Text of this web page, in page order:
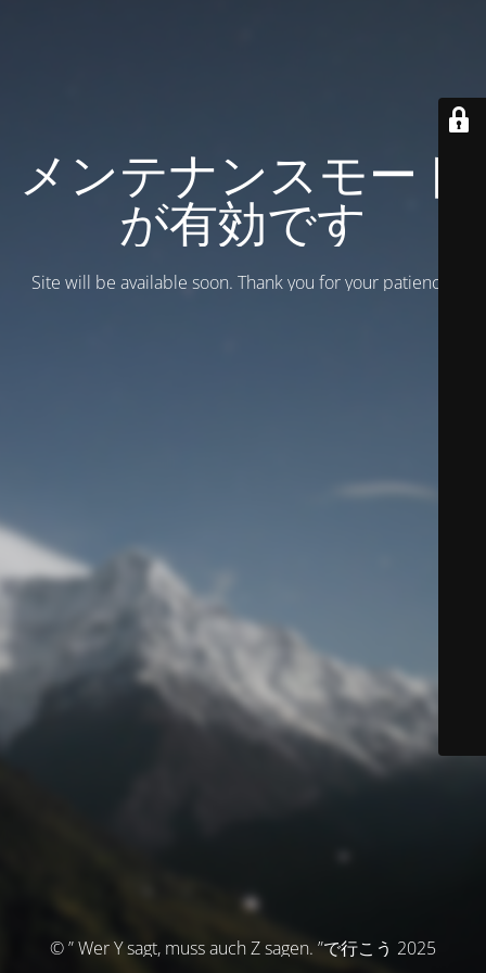
メンテナンスモード
が有効です
Site will be available soon. Thank you for your patience!
© ” Wer Y sagt, muss auch Z sagen. ”で行こう 2025